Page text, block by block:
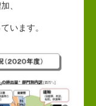
、
います。